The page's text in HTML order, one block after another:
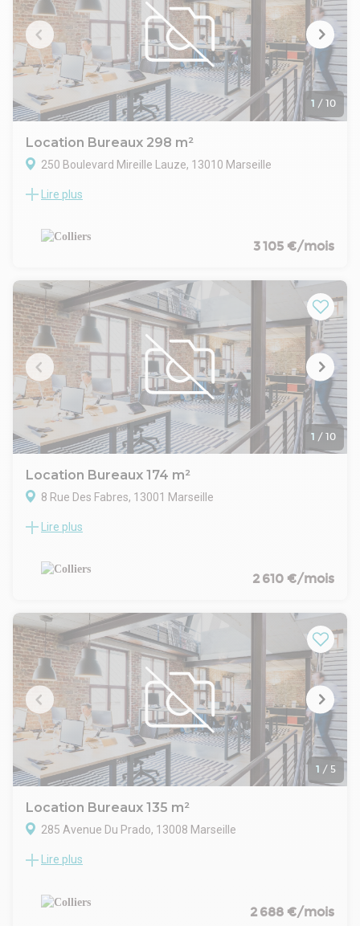
1 / 10
Location Bureaux 298 m²
250 Boulevard Mireille Lauze, 13010 Marseille
Colliers vous propose à la location des bureaux à louer à
298 m² bénéficient d'un aménagement de qualité et d'un bel
ensoleillement. parkings privatifs et sécurisé sur site.
Lire plus
3 105 €/mois
1 / 10
Location Bureaux 174 m²
8 Rue Des Fabres, 13001 Marseille
COLLIERS vous propose à la location un plateau de bureau
immédiate des transports en commun et du Vieux-Port.
Lire plus
2 610 €/mois
1 / 5
Location Bureaux 135 m²
285 Avenue Du Prado, 13008 Marseille
Colliers vous propose une surface de bureaux idéalement
Bureaux lumineux et modernes, bénéficiant d'une belle
terrasse.
Lire plus
2 688 €/mois